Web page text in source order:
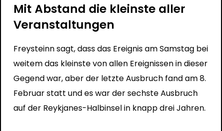
Mit Abstand die kleinste aller
Veranstaltungen
Freysteinn sagt, dass das Ereignis am Samstag bei
weitem das kleinste von allen Ereignissen in dieser
Gegend war, aber der letzte Ausbruch fand am 8.
Februar statt und es war der sechste Ausbruch
auf der Reykjanes-Halbinsel in knapp drei Jahren.